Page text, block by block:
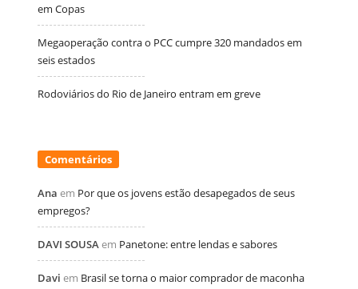
em Copas
Megaoperação contra o PCC cumpre 320 mandados em
seis estados
Rodoviários do Rio de Janeiro entram em greve
Comentários
Ana em Por que os jovens estão desapegados de seus
empregos?
DAVI SOUSA em Panetone: entre lendas e sabores
Davi em Brasil se torna o maior comprador de maconha